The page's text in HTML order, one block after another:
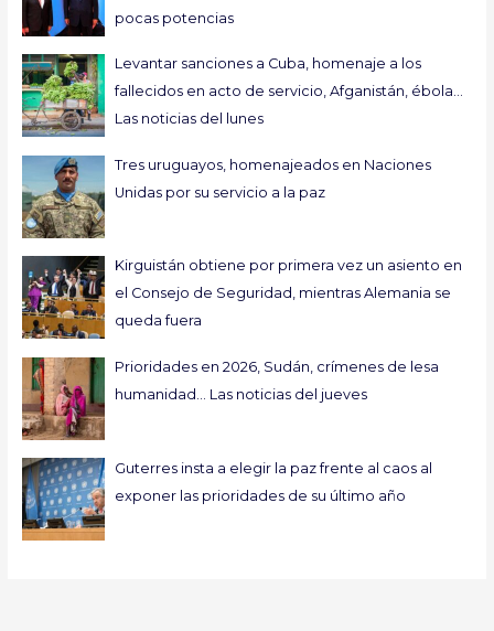
pocas potencias
Levantar sanciones a Cuba, homenaje a los
fallecidos en acto de servicio, Afganistán, ébola…
Las noticias del lunes
Tres uruguayos, homenajeados en Naciones
Unidas por su servicio a la paz
Kirguistán obtiene por primera vez un asiento en
el Consejo de Seguridad, mientras Alemania se
queda fuera
Prioridades en 2026, Sudán, crímenes de lesa
humanidad… Las noticias del jueves
Guterres insta a elegir la paz frente al caos al
exponer las prioridades de su último año